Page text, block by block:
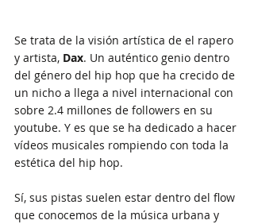
Se trata de la visión artística de el rapero
y artista, Dax. Un auténtico genio dentro
del género del hip hop que ha crecido de
un nicho a llega a nivel internacional con
sobre 2.4 millones de followers en su
youtube. Y es que se ha dedicado a hacer
vídeos musicales rompiendo con toda la
estética del hip hop.
Sí, sus pistas suelen estar dentro del flow
que conocemos de la música urbana y